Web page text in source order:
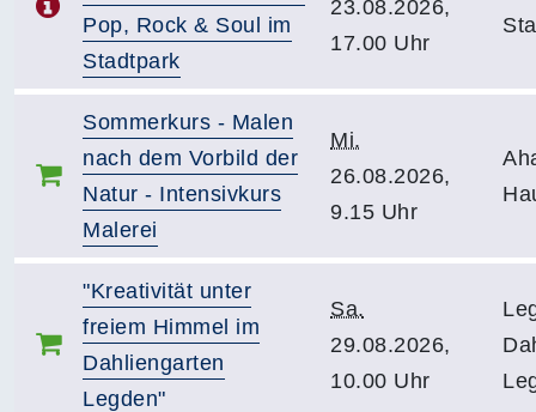
Pop, Rock & Soul im
Stadtpark
23.08.2026,
17.00 Uhr
Sommerkurs - Malen
nach dem Vorbild der
Natur - Intensivkurs
Malerei
Mi.
26.08.2026,
9.15 Uhr
"Kreativität unter
freiem Himmel im
Dahliengarten
Legden"
Sa.
29.08.2026,
10.00 Uhr